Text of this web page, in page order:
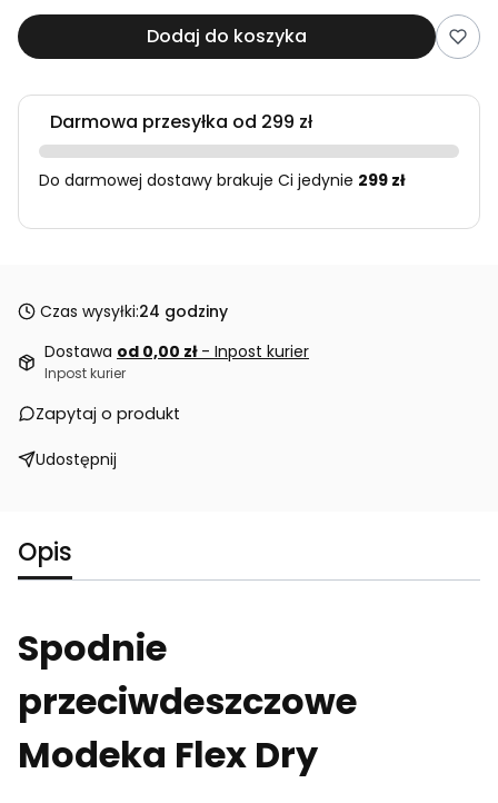
Dodaj do koszyka
Darmowa przesyłka od 299 zł
Do darmowej dostawy brakuje Ci jedynie 299 zł
Czas wysyłki:24 godziny
Dostawa od 0,00 zł - Inpost kurier
Inpost kurier
Zapytaj o produkt
Udostępnij
Opis
Spodnie
przeciwdeszczowe
Modeka Flex Dry